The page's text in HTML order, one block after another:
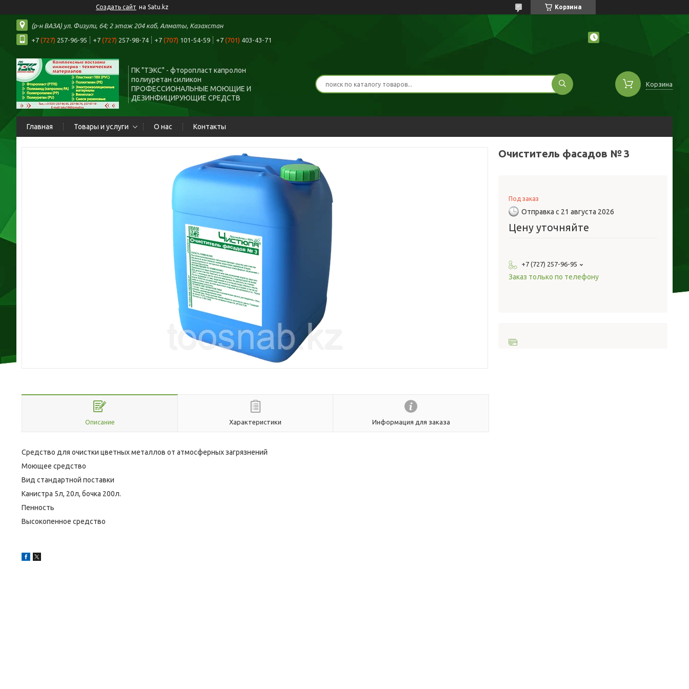
Создать сайт на Satu.kz Корзина
(р-н ВАЗА) ул. Физули, 64; 2 этаж 204 каб, Алматы, Казахстан
+7 (727) 257-96-95 +7 (727) 257-98-74 +7 (707) 101-54-59 +7 (701) 403-43-71
ПК "ТЭКС" - фторопласт капролон
полиуретан силикон
ПРОФЕССИОНАЛЬНЫЕ МОЮЩИЕ И
ДЕЗИНФИЦИРУЮЩИЕ СРЕДСТВ
Корзина
Главная Товары и услуги О нас Контакты
Описание Характеристики Информация для заказа
Средство для очистки цветных металлов от атмосферных загрязнений
Моющее средство
Вид стандартной поставки
Канистра 5л, 20л, бочка 200л.
Пенность
Высокопенное средство
Очиститель фасадов № 3
Под заказ
Отправка с 21 августа 2026
Цену уточняйте
+7 (727) 257-96-95
Заказ только по телефону